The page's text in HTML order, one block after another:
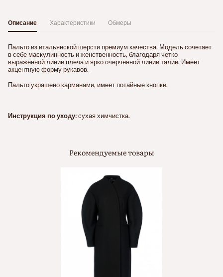
Описание Характеристики Обмеры
Пальто из итальянской шерсти премиум качества. Модель сочетает
в себе маскулинность и женственность, благодаря четко
выраженной линии плеча и ярко очерченной линии талии. Имеет
акцентную форму рукавов.
Пальто украшено карманами, имеет потайные кнопки.
Инструкция по уходу:сухая химчистка.
Рекомендуемые товары